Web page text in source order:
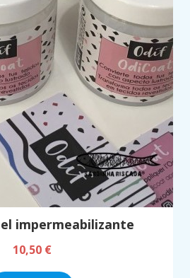
impermeabilizante
10,50 €